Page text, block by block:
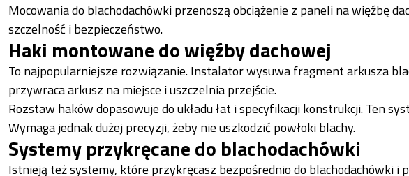
Mocowania do blachodachówki przenoszą obciążenie z paneli na więźbę
szczelność i bezpieczeństwo.
Haki montowane do więźby dachowej
To najpopularniejsze rozwiązanie. Instalator wysuwa fragment arkusza
przywraca arkusz na miejsce i uszczelnia przejście.
Rozstaw haków dopasowuje do układu łat i specyfikacji konstrukcji. Ten
Wymaga jednak dużej precyzji, żeby nie uszkodzić powłoki blachy.
Systemy przykręcane do blachodachówki
Istnieją też systemy, które przykręcasz bezpośrednio do blachodachówki